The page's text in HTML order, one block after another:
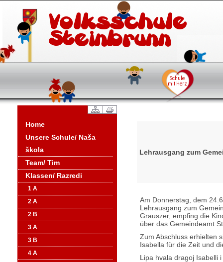
Home
Unsere Schule/ Naša
škola
Team/ Tim
Klassen/ Razredi
1 A
2 A
2 B
3 A
3 B
4 A
Lehrausgang zum
Am Donnerstag, dem
Lehrausgang zum
Grauszer, empfing die
über das Gemeindeamt
Zum Abschluss erhielten
Isabella für die Zeit und
Lipa hvala dragoj Isabelli